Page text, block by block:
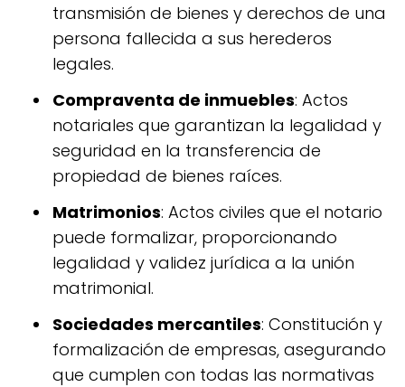
transmisión de bienes y derechos de una
persona fallecida a sus herederos
legales.
Compraventa de inmuebles: Actos
notariales que garantizan la legalidad y
seguridad en la transferencia de
propiedad de bienes raíces.
Matrimonios: Actos civiles que el notario
puede formalizar, proporcionando
legalidad y validez jurídica a la unión
matrimonial.
Sociedades mercantiles: Constitución y
formalización de empresas, asegurando
que cumplen con todas las normativas